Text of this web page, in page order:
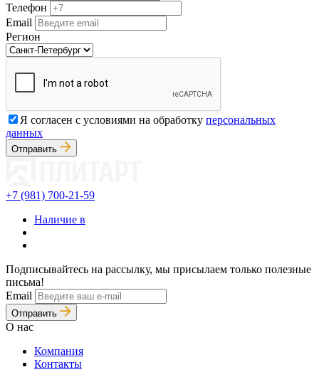
Телефон
Email
Регион
Я согласен с условиями на обработку персональных
данных
Отправить
+7 (981) 700-21-59
Наличие в
Подписывайтесь на рассылку, мы присылаем только полезные
письма!
Email
Отправить
О нас
Компания
Контакты